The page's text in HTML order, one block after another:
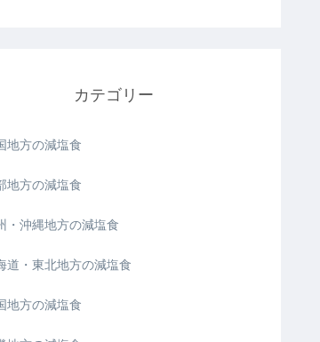
カテゴリー
地方の減塩食
地方の減塩食
・沖縄地方の減塩食
道・東北地方の減塩食
地方の減塩食